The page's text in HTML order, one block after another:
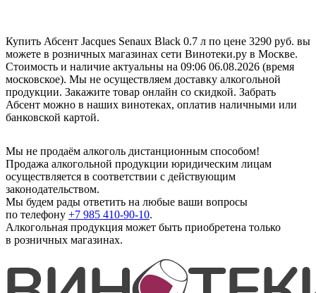
Купить Абсент Jacques Senaux Black 0.7 л по цене 3290 руб. вы
можете в розничных магазинах сети Винотеки.ру в Москве.
Стоимость и наличие актуальны на 09:06 06.08.2026 (время
московское). Мы не осуществляем доставку алкогольной
продукции. Закажите товар онлайн со скидкой. Забрать
Абсент можно в наших винотеках, оплатив наличными или
банковской картой.
Мы не продаём алкоголь дистанционным способом!
Продажа алкогольной продукции юридическим лицам
осуществляется в соответствии с действующим
законодательством.
Мы будем рады ответить на любые ваши вопросы
по телефону +7 985 410-90-10.
Алкогольная продукция может быть приобретена только
в розничных магазинах.